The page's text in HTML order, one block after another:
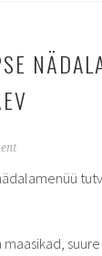
maasikad, suure